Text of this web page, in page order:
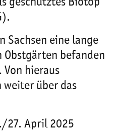
geschütztes Biotop
Sachsen eine lange
Obstgärten befanden
Von hieraus
weiter über das
27. April 2025